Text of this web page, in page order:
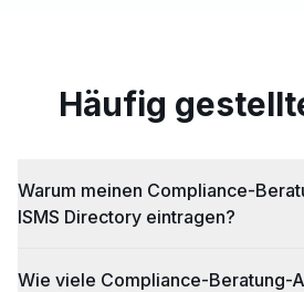
Häufig
Warum meinen Compliance-
ISMS Directory eintragen?
Wie viele Compliance-Beratung-